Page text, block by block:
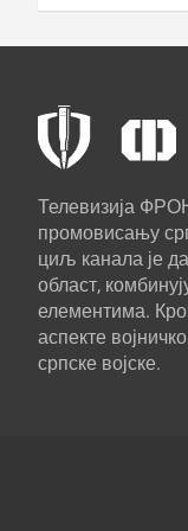
Телевизија
промовисању
циљ канала је
област,
елементима.
аспекте
српске војске.